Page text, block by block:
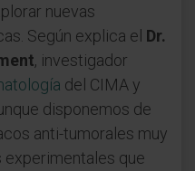
nuevas
Según explica el Dr.
, investigador
del CIMA y
disponemos de
anti-tumorales muy
que